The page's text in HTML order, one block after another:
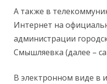
А также в
Интернет на
администрации
Смышляевка (далее –
В электронном виде в